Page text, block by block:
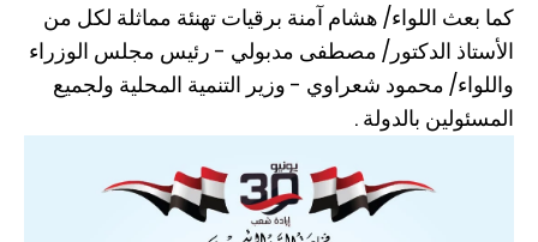
كما بعث اللواء/ هشام آمنة برقيات تهنئة مماثلة لكل من
الأستاذ الدكتور/ مصطفى مدبولي - رئيس مجلس الوزراء
واللواء/ محمود شعراوي - وزير التنمية المحلية ولجميع
المسئولين بالدولة .